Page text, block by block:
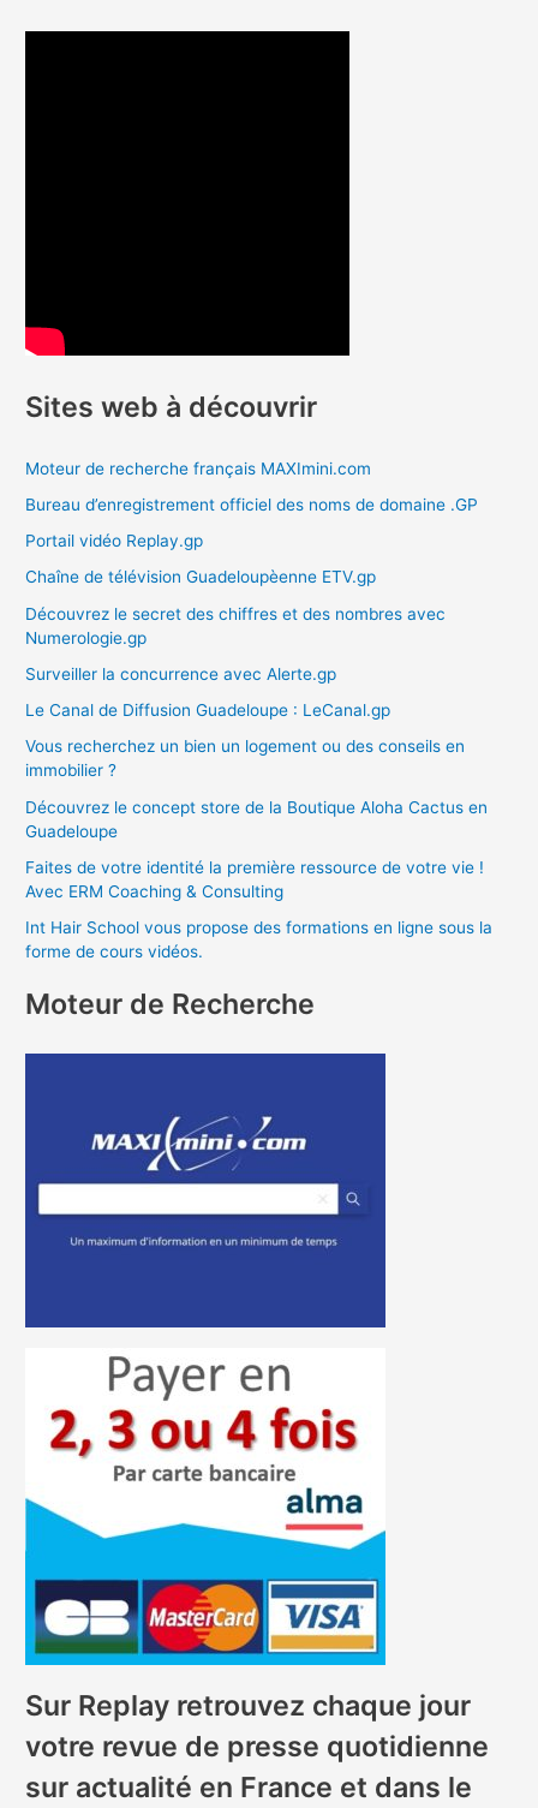
Sites web à découvrir
Moteur de recherche français MAXImini.com
Bureau d’enregistrement officiel des noms de domaine .GP
Portail vidéo Replay.gp
Chaîne de télévision Guadeloupèenne ETV.gp
Découvrez le secret des chiffres et des nombres avec
Numerologie.gp
Surveiller la concurrence avec Alerte.gp
Le Canal de Diffusion Guadeloupe : LeCanal.gp
Vous recherchez un bien un logement ou des conseils en
immobilier ?
Découvrez le concept store de la Boutique Aloha Cactus en
Guadeloupe
Faites de votre identité la première ressource de votre vie !
Avec ERM Coaching & Consulting
Int Hair School vous propose des formations en ligne sous la
forme de cours vidéos.
Moteur de Recherche
Sur Replay retrouvez chaque jour
votre revue de presse quotidienne
sur actualité en France et dans le